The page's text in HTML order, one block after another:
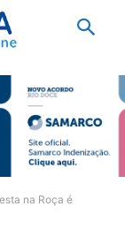
na Roça é